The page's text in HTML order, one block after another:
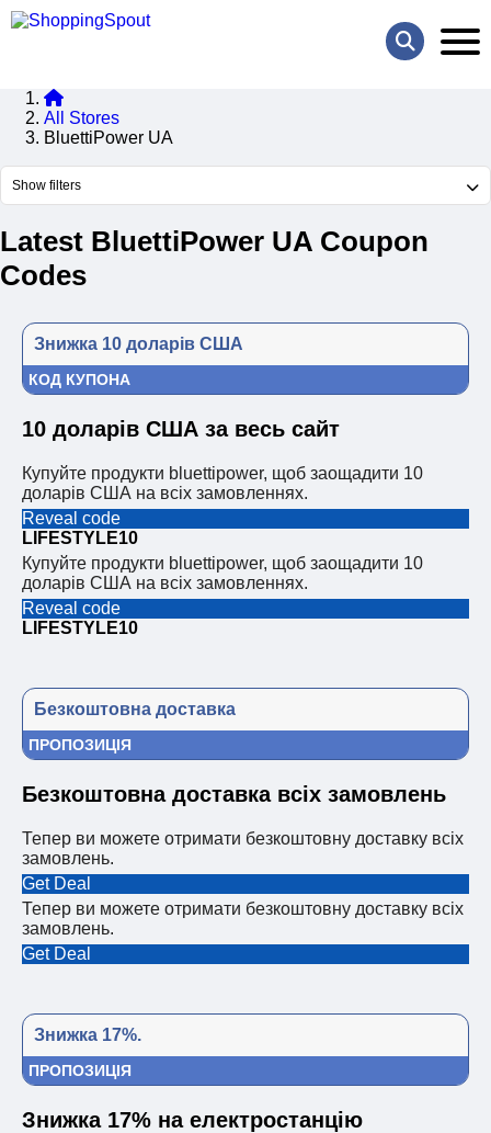
All Stores
BluettiPower UA
Show filters
Latest BluettiPower UA Coupon
Codes
Знижка 10 доларів США
КОД КУПОНА
10 доларів США за весь сайт
Купуйте продукти bluettipower, щоб заощадити 10
доларів США на всіх замовленнях.
Reveal code
LIFESTYLE10
Купуйте продукти bluettipower, щоб заощадити 10
доларів США на всіх замовленнях.
Reveal code
LIFESTYLE10
Безкоштовна доставка
ПРОПОЗИЦІЯ
Безкоштовна доставка всіх замовлень
Тепер ви можете отримати безкоштовну доставку всіх
замовлень.
Get Deal
Тепер ви можете отримати безкоштовну доставку всіх
замовлень.
Get Deal
Знижка 17%.
ПРОПОЗИЦІЯ
Знижка 17% на електростанцію